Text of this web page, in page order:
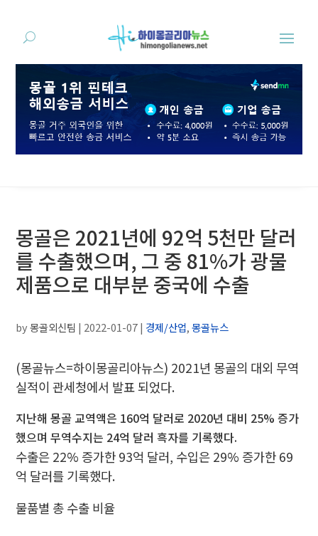
몽골은 2021년에 92억 5천만 달러
를 수출했으며, 그 중 81%가 광물
제품으로 대부분 중국에 수출
by몽골외신팀 | 2022-01-07| 경제/산업,몽골뉴스
(몽골뉴스=하이몽골리아뉴스) 2021년 몽골의 대외 무역
실적이 관세청에서 발표 되었다.
지난해 몽골 교역액은 160억 달러로 2020년 대비 25% 증가
했으며 무역수지는 24억 달러 흑자를 기록했다.
수출은 22% 증가한 93억 달러, 수입은 29% 증가한 69
억 달러를 기록했다.
물품별 총 수출 비율